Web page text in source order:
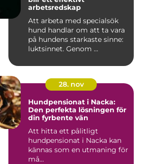
arbetsredskap
Att arbeta med specialsök
hund handlar om att ta vara
på hundens starkaste sinne:
luktsinnet. Genom ...
28. nov
Hundpensionat i Nacka:
Den perfekta lösningen för
din fyrbente vän
Att hitta ett pålitligt
hundpensionat i Nacka kan
kännas som en utmaning för
må...